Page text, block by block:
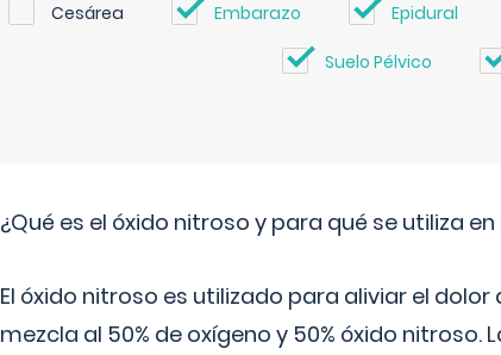
Cesárea Embarazo Epidural
Suelo Pélvico
¿Qué es el óxido nitroso y para qué se utiliza
El óxido nitroso es utilizado para aliviar el
mezcla al 50% de oxígeno y 50% óxido